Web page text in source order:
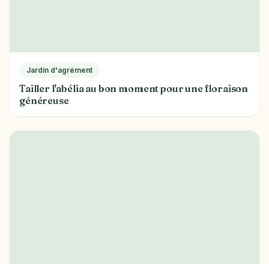
Jardin d'agrément
Tailler l'abélia au bon moment pour une floraison
généreuse